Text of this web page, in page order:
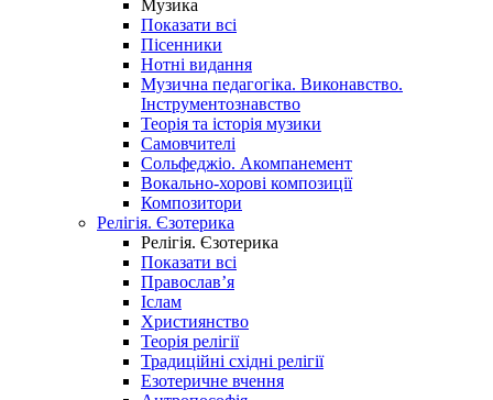
Музика
Показати всі
Пісенники
Нотні видання
Музична педагогіка. Виконавство.
Інструментознавство
Теорія та історія музики
Самовчителі
Сольфеджіо. Акомпанемент
Вокально-хорові композиції
Композитори
Релігія. Єзотерика
Релігія. Єзотерика
Показати всі
Православ’я
Іслам
Християнство
Теорія релігії
Традиційні східні релігії
Езотеричне вчення